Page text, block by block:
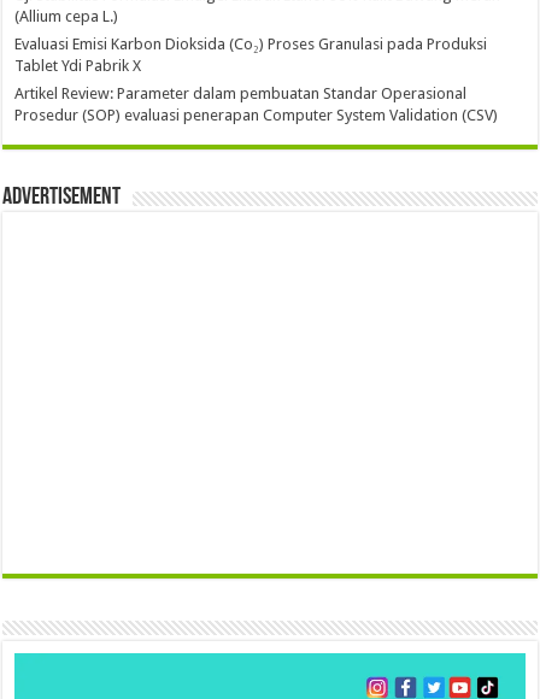
(Allium cepa L.)
Evaluasi Emisi Karbon Dioksida (Co₂) Proses Granulasi pada Produksi
Tablet Ydi Pabrik X
Artikel Review: Parameter dalam pembuatan Standar Operasional
Prosedur (SOP) evaluasi penerapan Computer System Validation (CSV)
Advertisement